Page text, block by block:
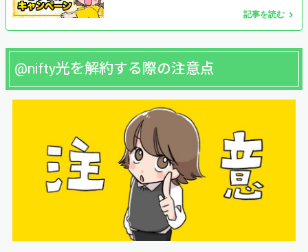
記事を読む
@nifty光を解約する際の注意点